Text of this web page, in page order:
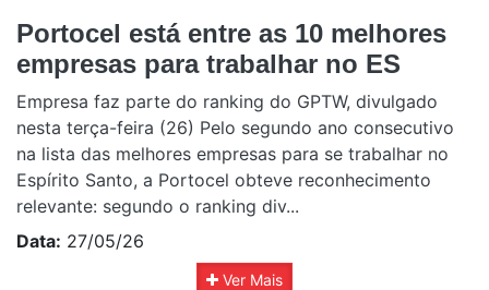
Portocel está entre as 10 melhores
empresas para trabalhar no ES
Empresa faz parte do ranking do GPTW, divulgado
nesta terça-feira (26) Pelo segundo ano consecutivo
na lista das melhores empresas para se trabalhar no
Espírito Santo, a Portocel obteve reconhecimento
relevante: segundo o ranking div...
Data: 27/05/26
Ver Mais